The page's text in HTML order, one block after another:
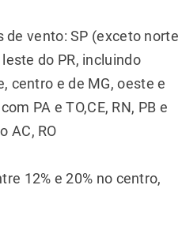
de vento: SP (exceto norte
do PR, incluindo
centro e de MG, oeste e
PA e TO,CE, RN, PB e
AC, RO
12% e 20% no centro,